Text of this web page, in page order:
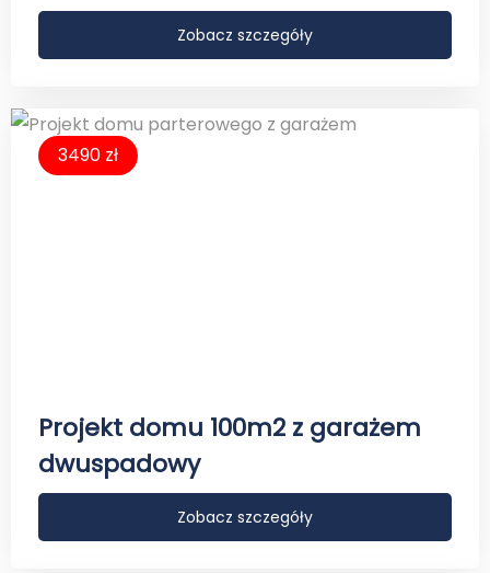
Zobacz szczegóły
3490 zł
Projekt domu 100m2 z garażem
dwuspadowy
Zobacz szczegóły